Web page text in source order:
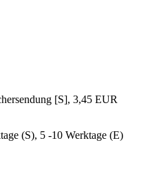
[S], 3,45 EUR
(S), 5 -10 Werktage (E)